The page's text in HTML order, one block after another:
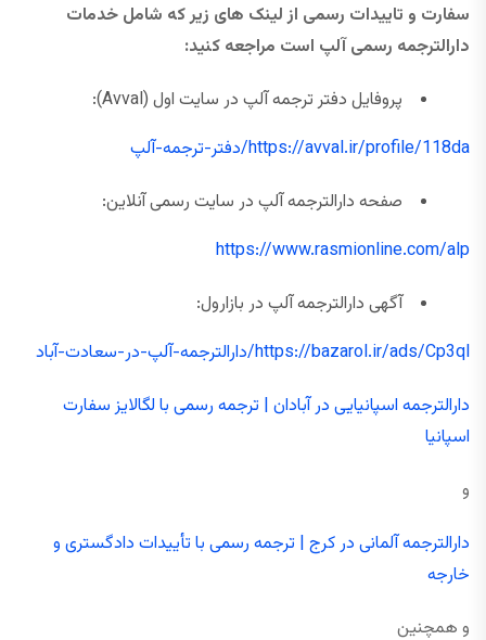
سفارت و تاییدات رسمی از لینک های زیر که شامل خدمات
دارالترجمه رسمی آلپ است مراجعه کنید:
پروفایل دفتر ترجمه آلپ در سایت اول (Avval):
https://avval.ir/profile/118da/دفتر-ترجمه-آلپ
صفحه دارالترجمه آلپ در سایت رسمی آنلاین:
https://www.rasmionline.com/alp
آگهی دارالترجمه آلپ در بازارول:
https://bazarol.ir/ads/Cp3ql/دارالترجمه-آلپ-در-سعادت-آباد
دارالترجمه اسپانیایی در آبادان | ترجمه رسمی با لگالایز سفارت
اسپانیا
و
دارالترجمه آلمانی در کرج | ترجمه رسمی با تأییدات دادگستری و
خارجه
و همچنین